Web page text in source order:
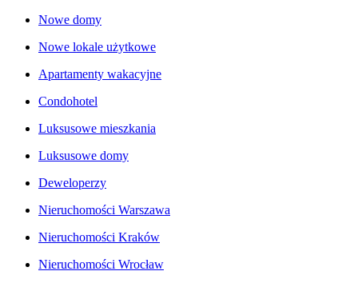
Nowe domy
Nowe lokale użytkowe
Apartamenty wakacyjne
Condohotel
Luksusowe mieszkania
Luksusowe domy
Deweloperzy
Nieruchomości Warszawa
Nieruchomości Kraków
Nieruchomości Wrocław